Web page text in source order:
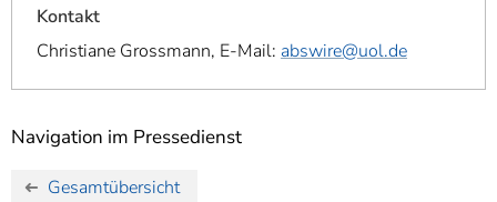
Kontakt
Christiane Grossmann, E-Mail: abswire@uol.de
Navigation im Pressedienst
Gesamtübersicht